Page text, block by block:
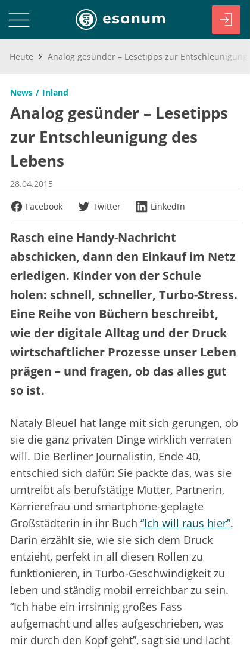
Heute
News Inland
Analog gesünder – Lesetipps
zur Entschleunigung des
Lebens
28.04.2015
Facebook
Twitter LinkedIn
Rasch eine Handy-Nachricht
abschicken, dann den Einkauf im Netz
erledigen. Kinder von der Schule
holen: schnell, schneller, Turbo-Stress.
Eine Reihe von Büchern beschreibt,
wie der digitale Alltag und der Druck
wirtschaftlicher Prozesse unser Leben
prägen – und fragen, ob das alles gut
so ist.
Nataly Bleuel hat lange mit sich gerungen, ob
sie die ganz privaten Dinge wirklich verraten
will. Die Berliner Journalistin, Ende 40,
entschied sich dafür: Sie packte das, was sie
umtreibt als berufstätige Mutter, Partnerin,
Karrierefrau und smartphone-geplagte
Großstädterin in ihr Buch “Ich will raus hier”.
Darin erzählt sie, wie sie sich dem Druck
entzieht, perfekt in all diesen Rollen zu
funktionieren, in Turbo-Geschwindigkeit zu
leben und ständig mobil erreichbar zu sein.
“Ich habe ein irrsinnig großes Fass
aufgemacht und alles aufgeschrieben, was
mir durch den Kopf geht”, sagt sie und lacht